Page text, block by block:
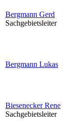
Bergmann Gerd
Sachgebietsleiter
Bergmann Lukas
Biesenecker Rene
Sachgebietsleiter